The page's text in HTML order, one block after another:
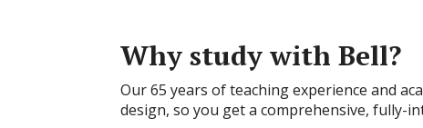
Why study with Bell?
Our 65 years of teaching experience and
design, so you get a comprehensive, fully-